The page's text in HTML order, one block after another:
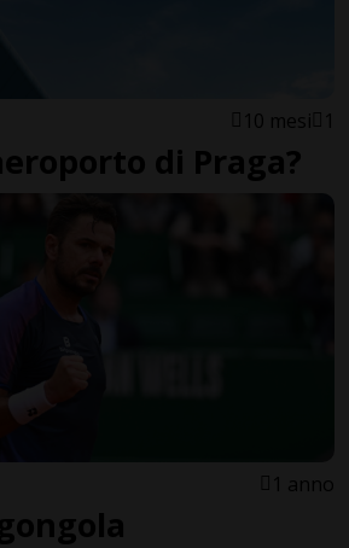
10 mesi 1
di Praga?
1 anno